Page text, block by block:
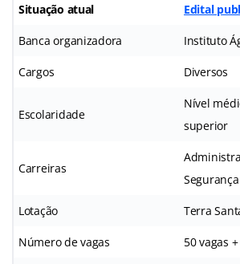
Situação atual Edital
Banca organizadora Instituto
Cargos Diversos
Escolaridade
Nível
superior
Carreiras
Lotação Terra
Número de vagas 50 vagas +